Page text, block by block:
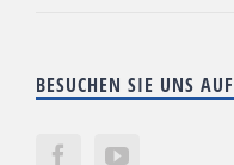
BESUCHEN SIE UNS AUF